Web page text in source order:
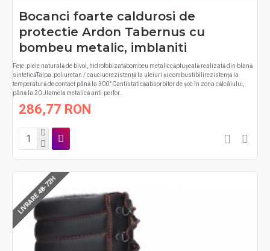
Bocanci foarte caldurosi de
protectie Ardon Tabernus cu
bombeu metalic, imblaniti
Fețe :piele naturală de bivol, hidrofobizatăbombeu metaliccăptușeală realizată din blană
sinteticăTalpa :poliuretan / cauciucrezistență la uleiuri și combustibilirezistență la
temperatură de contact până la 300°Cantistaticăabsorbitor de șoc în zona călcâiului,
până la 20 Jlamelă metalică anti-perfor..
286,77 RON
LIVRARE 48-72H